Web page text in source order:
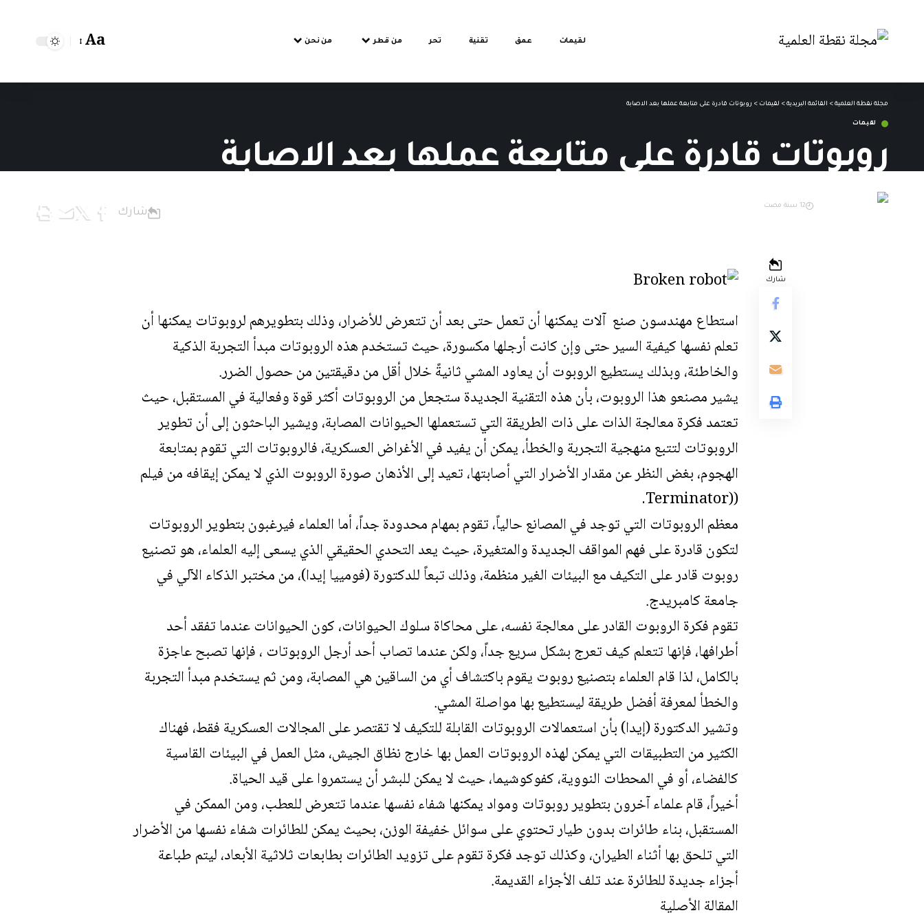
لقيمات عمق تقنية تحر من قطر من نحن Aa
مجلة نقطة العلمية > القائمة البريدية > لقيمات > روبوتات قادرة على متابعة عملها بعد الاصابة
لقيمات
روبوتات قادرة على متابعة عملها بعد الاصابة
12 سنة مضت
شارك
شارك
استطاع مهندسون صنع آلات يمكنها أن تعمل حتى بعد أن تتعرض للأضرار، وذلك بتطويرهم لروبوتات يمكنها أن
تعلم نفسها كيفية السير حتى وإن كانت أرجلها مكسورة، حيث تستخدم هذه الروبوتات مبدأ التجربة الذكية
والخاطئة، وبذلك يستطيع الروبوت أن يعاود المشي ثانيةً خلال أقل من دقيقتين من حصول الضرر.
يشير مصنعو هذا الروبوت، بأن هذه التقنية الجديدة ستجعل من الروبوتات أكثر قوة وفعالية في المستقبل، حيث
تعتمد فكرة معالجة الذات على ذات الطريقة التي تستعملها الحيوانات المصابة، ويشير الباحثون إلى أن تطوير
الروبوتات لتتبع منهجية التجربة والخطأ، يمكن أن يفيد في الأغراض العسكرية، فالروبوتات التي تقوم بمتابعة
الهجوم، بغض النظر عن مقدار الأضرار التي أصابتها، تعيد إلى الأذهان صورة الروبوت الذي لا يمكن إيقافه من فيلم
((Terminator.
معظم الروبوتات التي توجد في المصانع حالياً، تقوم بمهام محدودة جداً، أما العلماء فيرغبون بتطوير الروبوتات
لتكون قادرة على فهم المواقف الجديدة والمتغيرة، حيث يعد التحدي الحقيقي الذي يسعى إليه العلماء، هو تصنيع
روبوت قادر على التكيف مع البيئات الغير منظمة، وذلك تبعاً للدكتورة (فومييا إيدا)، من مختبر الذكاء الآلي في
جامعة كامبريدج.
تقوم فكرة الروبوت القادر على معالجة نفسه، على محاكاة سلوك الحيوانات، كون الحيوانات عندما تفقد أحد
أطرافها، فإنها تتعلم كيف تعرج بشكل سريع جداً، ولكن عندما تصاب أحد أرجل الروبوتات ، فإنها تصبح عاجزة
بالكامل، لذا قام العلماء بتصنيع روبوت يقوم باكتشاف أي من الساقين هي المصابة، ومن ثم يستخدم مبدأ التجربة
والخطأ لمعرفة أفضل طريقة ليستطيع بها مواصلة المشي.
وتشير الدكتورة (إيدا) بأن استعمالات الروبوتات القابلة للتكيف لا تقتصر على المجالات العسكرية فقط، فهناك
الكثير من التطبيقات التي يمكن لهذه الروبوتات العمل بها خارج نظاق الجيش، مثل العمل في البيئات القاسية
كالفضاء، أو في المحطات النووية، كفوكوشيما، حيث لا يمكن للبشر أن يستمروا على قيد الحياة.
أخيراً، قام علماء آخرون بتطوير روبوتات ومواد يمكنها شفاء نفسها عندما تتعرض للعطب، ومن الممكن في
المستقبل، بناء طائرات بدون طيار تحتوي على سوائل خفيفة الوزن، بحيث يمكن للطائرات شفاء نفسها من الأضرار
التي تلحق بها أثناء الطيران، وكذلك توجد فكرة تقوم على تزويد الطائرات بطابعات ثلاثية الأبعاد، ليتم طباعة
أجزاء جديدة للطائرة عند تلف الأجزاء القديمة.
المقالة الأصلية